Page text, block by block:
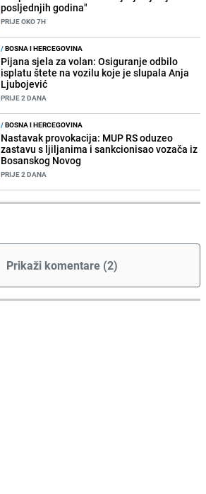
posljednjih godina"
PRIJE OKO 7H
/BOSNA I HERCEGOVINA
Pijana sjela za volan: Osiguranje odbilo
isplatu štete na vozilu koje je slupala Anja
Ljubojević
PRIJE 2 DANA
/BOSNA I HERCEGOVINA
Nastavak provokacija: MUP RS oduzeo
zastavu s ljiljanima i sankcionisao vozača iz
Bosanskog Novog
PRIJE 2 DANA
Prikaži komentare (2)